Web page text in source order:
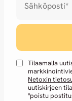
Sähköposti*
Tilaamalla
Netoxin
uutiskirjeen
"poistu